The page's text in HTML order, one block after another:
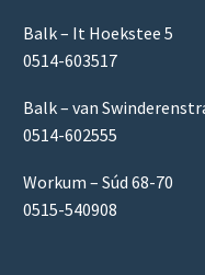
Balk – It Hoekstee 5
0514-603517
Balk – van
0514-602555
Workum – Súd 68-70
0515-540908